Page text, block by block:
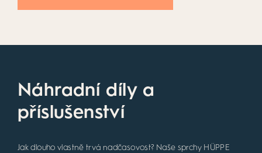
Náhradní díly a
příslušenství
Jak dlouho vlastně trvá nadčasovost? Naše sprchy HÜPPE